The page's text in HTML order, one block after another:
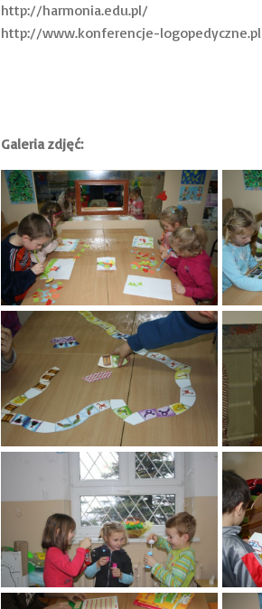
http://harmonia.edu.pl/
http://www.konferencje-logopedyczne.pl
Galeria zdjęć: